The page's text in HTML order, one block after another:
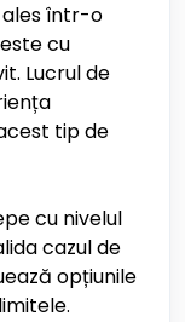
ales într-o
cu
Lucrul de
tip de
cu nivelul
cazul de
opțiunile